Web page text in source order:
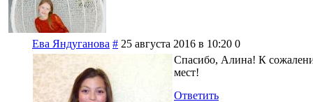
Ева Яндуганова # 25 августа 2016 в 10:20 0
Спасибо, Алина! К
мест!
Ответить